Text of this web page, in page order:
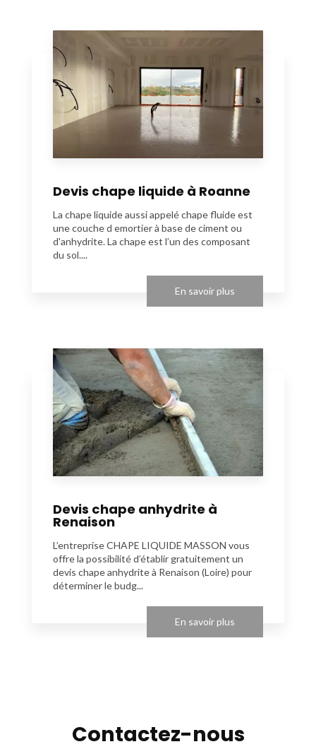
Devis chape liquide à Roanne
La chape liquide aussi appelé chape fluide est
une couche d emortier à base de ciment ou
d'anhydrite. La chape est l’un des composant
du sol....
En savoir plus
Devis chape anhydrite à
Renaison
L’entreprise CHAPE LIQUIDE MASSON vous
offre la possibilité d’établir gratuitement un
devis chape anhydrite à Renaison (Loire) pour
déterminer le budg...
En savoir plus
Contactez-nous